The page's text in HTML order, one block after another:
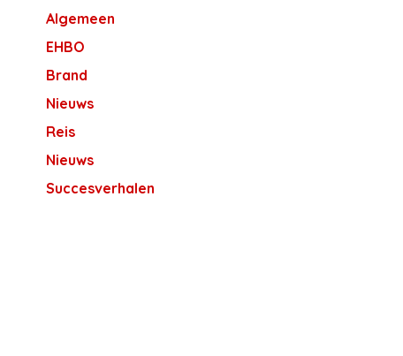
Algemeen
EHBO
Brand
Nieuws
Reis
Nieuws
Succesverhalen